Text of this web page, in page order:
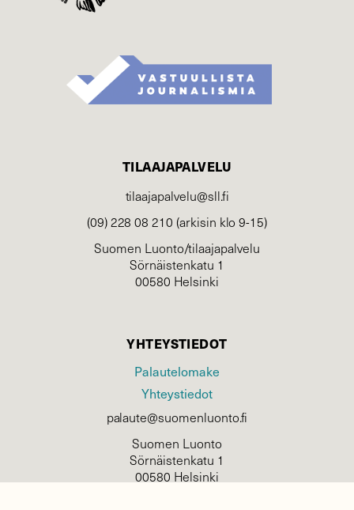
TILAAJAPALVELU
tilaajapalvelu@sll.fi
(09) 228 08 210 (arkisin klo 9-15)
Suomen Luonto/tilaajapalvelu
Sörnäistenkatu 1
00580 Helsinki
YHTEYSTIEDOT
Palautelomake
Yhteystiedot
palaute@suomenluonto.fi
Suomen Luonto
Sörnäistenkatu 1
00580 Helsinki